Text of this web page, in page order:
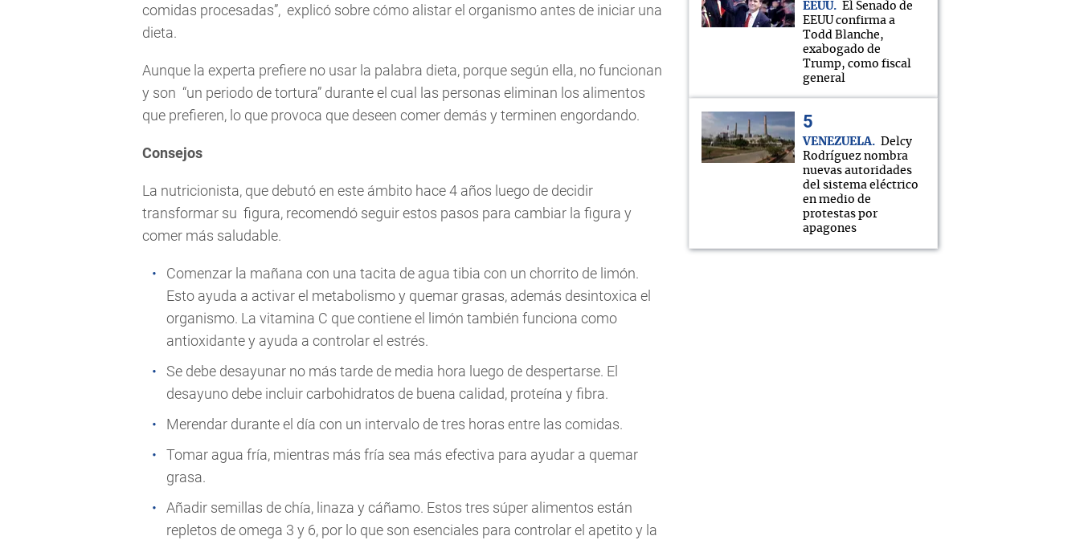
comidas procesadas”, explicó sobre cómo alistar el organismo antes de iniciar una
dieta.
Aunque la experta prefiere no usar la palabra dieta, porque según ella, no funcionan
y son “un periodo de tortura” durante el cual las personas eliminan los alimentos
que prefieren, lo que provoca que deseen comer demás y terminen engordando.
Consejos
La nutricionista, que debutó en este ámbito hace 4 años luego de decidir
transformar su figura, recomendó seguir estos pasos para cambiar la figura y
comer más saludable.
Comenzar la mañana con una tacita de agua tibia con un chorrito de limón.
Esto ayuda a activar el metabolismo y quemar grasas, además desintoxica el
organismo. La vitamina C que contiene el limón también funciona como
antioxidante y ayuda a controlar el estrés.
Se debe desayunar no más tarde de media hora luego de despertarse. El
desayuno debe incluir carbohidratos de buena calidad, proteína y fibra.
Merendar durante el día con un intervalo de tres horas entre las comidas.
Tomar agua fría, mientras más fría sea más efectiva para ayudar a quemar
grasa.
Añadir semillas de chía, linaza y cáñamo. Estos tres súper alimentos están
repletos de omega 3 y 6, por lo que son esenciales para controlar el apetito y la
EEUU
El Senado de
EEUU confirma a
Todd Blanche,
exabogado de
Trump, como fiscal
general
VENEZUELA
Delcy
Rodríguez nombra
nuevas autoridades
del sistema eléctrico
en medio de
protestas por
apagones